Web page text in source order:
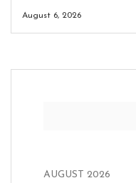
August 6, 2026
AUGUST 2026